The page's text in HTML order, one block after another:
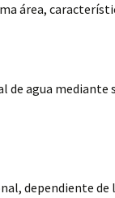
área,
de agua
dependiente de